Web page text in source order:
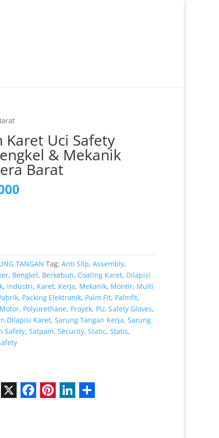
Karet Uci Safety
& Mekanik
Barat
Harga
TANGAN Tag: Anti Slip, Assembly,
, Bengkel, Berkebun, Coating Karet, Dilapisi
, Industri, Karet, Kerja, Mekanik, Montir, Multi
, Packing Elektronik, Palm Fit, Palmfit,
, Polyurethane, Proyek, PU, Safety Gloves,
Dilapisi Karet, Sarung Tangan Kerja, Sarung
Safety, Satpam, Security, Static, Statis,